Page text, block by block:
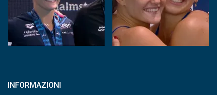
INFORMAZIONI